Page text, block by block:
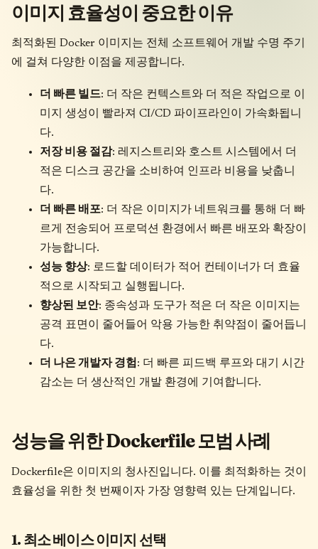
이미지 효율성이 중요한 이유
최적화된 Docker 이미지는 전체 소프트웨어 개발 수명 주기
에 걸쳐 다양한 이점을 제공합니다.
더 빠른 빌드: 더 작은 컨텍스트와 더 적은 작업으로 이
미지 생성이 빨라져 CI/CD 파이프라인이 가속화됩니
다.
저장 비용 절감: 레지스트리와 호스트 시스템에서 더
적은 디스크 공간을 소비하여 인프라 비용을 낮춥니
다.
더 빠른 배포: 더 작은 이미지가 네트워크를 통해 더 빠
르게 전송되어 프로덕션 환경에서 빠른 배포와 확장이
가능합니다.
성능 향상: 로드할 데이터가 적어 컨테이너가 더 효율
적으로 시작되고 실행됩니다.
향상된 보안: 종속성과 도구가 적은 더 작은 이미지는
공격 표면이 줄어들어 악용 가능한 취약점이 줄어듭니
다.
더 나은 개발자 경험 : 더 빠른 피드백 루프와 대기 시간
감소는 더 생산적인 개발 환경에 기여합니다.
성능을 위한 Dockerfile 모범 사례
Dockerfile은 이미지의 청사진입니다. 이를 최적화하는 것이
효율성을 위한 첫 번째이자 가장 영향력 있는 단계입니다.
1. 최소 베이스 이미지 선택